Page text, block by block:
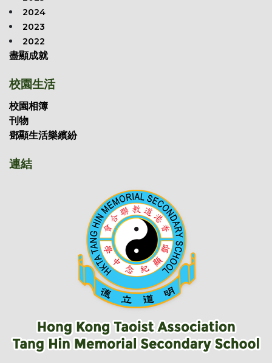
2024
2023
2022
盡顯成就
校園生活
校園相簿
刊物
鄧顯生活樂繽紛
連結